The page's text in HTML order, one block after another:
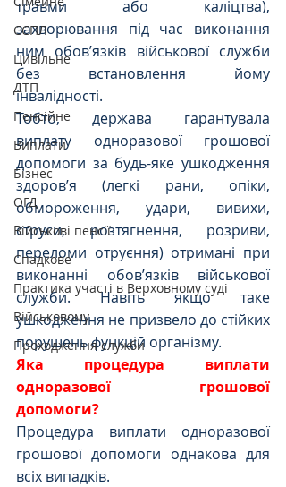
ЄСПЛ
Цивільне
ДТП
Пенсійне
Виплати
Бізнес
ОГД
Військові пенсії
Спадкове
Практика участі в Верховному суді
Військовому
Проходження служби
травми або каліцтва),
захворювання під час виконання
ним обов’язків військової служби
без встановлення йому
інвалідності.
Тобто, держава гарантувала
виплату одноразової грошової
допомоги за будь-яке ушкодження
здоров’я (легкі рани, опіки,
обмороження, удари, вивихи,
струси, розтягнення, розриви,
переломи отруєння) отримані при
виконанні обов’язків військової
служби. Навіть якщо таке
ушкодження не призвело до стійких
порушень функцій організму.
Яка процедура виплати
одноразової грошової
допомоги?
Процедура виплати одноразової
грошової допомоги однакова для
всіх випадків.